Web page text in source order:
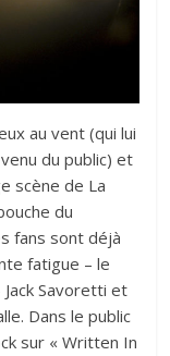
au vent (qui lui
du public) et
scène de La
du
fans sont déjà
fatigue – le
Savoretti et
Dans le public
sur « Written In